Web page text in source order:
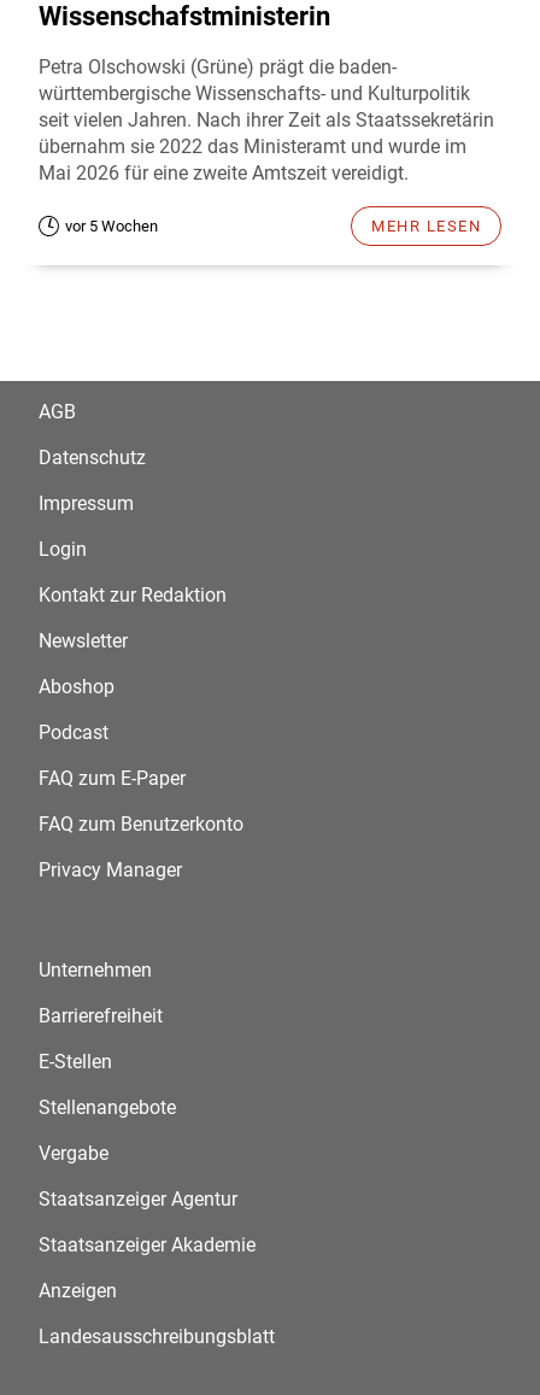
Wissenschafstministerin
Petra Olschowski (Grüne) prägt die baden-
württembergische Wissenschafts- und Kulturpolitik
seit vielen Jahren. Nach ihrer Zeit als Staatssekretärin
übernahm sie 2022 das Ministeramt und wurde im
Mai 2026 für eine zweite Amtszeit vereidigt.
vor 5 Wochen MEHR LESEN
AGB
Datenschutz
Impressum
Login
Kontakt zur Redaktion
Newsletter
Aboshop
Podcast
FAQ zum E-Paper
FAQ zum Benutzerkonto
Privacy Manager
Unternehmen
Barrierefreiheit
E-Stellen
Stellenangebote
Vergabe
Staatsanzeiger Agentur
Staatsanzeiger Akademie
Anzeigen
Landesausschreibungsblatt